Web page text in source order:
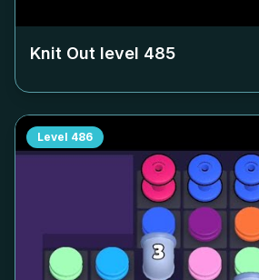
Knit Out level 485
Level 486